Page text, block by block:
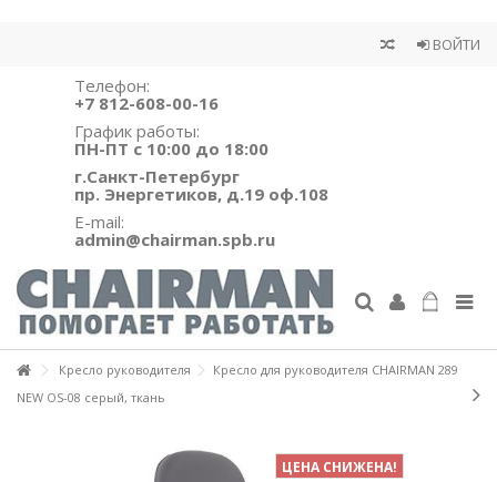
ВОЙТИ
Телефон:
+7 812-608-00-16
График работы:
ПН-ПТ с 10:00 до 18:00
г.Санкт-Петербург
пр. Энергетиков, д.19 оф.108
E-mail:
admin@chairman.spb.ru
Кресло руководителя
Кресло для руководителя CHAIRMAN 289
NEW OS-08 серый, ткань
ЦЕНА СНИЖЕНА!